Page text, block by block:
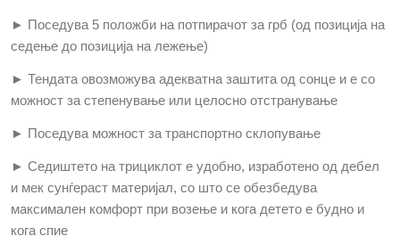
► Поседува 5 положби на потпирачот за грб (од позиција на
седење до позиција на лежење)
► Тендата овозможува адекватна заштита од сонце и е со
можност за степенување или целосно отстранување
► Поседува можност за транспортно склопување
► Седиштето на трициклот е удобно, изработено од дебел
и мек сунѓераст материјал, со што се обезбедува
максимален комфорт при возење и кога детето е будно и
кога спие